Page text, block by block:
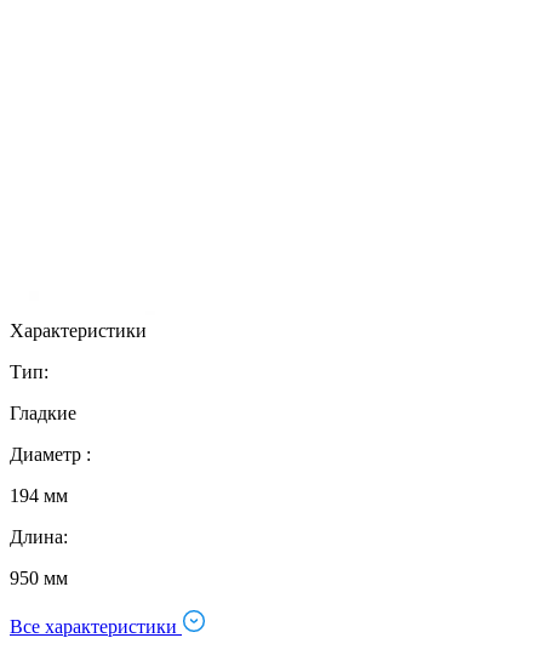
Характеристики
Тип:
Гладкие
Диаметр :
194 мм
Длина:
950 мм
Все характеристики